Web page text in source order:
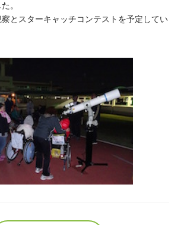
育成プ
。
とスターキャッチコンテストを予定してい